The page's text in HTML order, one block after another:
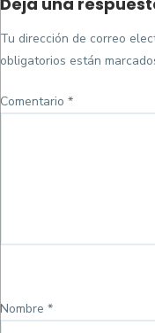
on
Tu dirección de correo
obligatorios están
Comentario *
Nombre *